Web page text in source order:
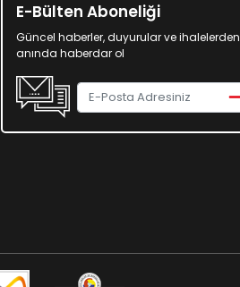
E-Bülten Aboneliği
Güncel haberler, duyurular ve ihalelerden
anında haberdar ol